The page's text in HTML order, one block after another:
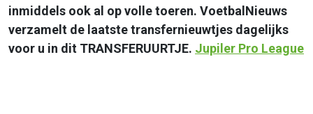
inmiddels ook al op volle toeren. VoetbalNieuws
verzamelt de laatste transfernieuwtjes dagelijks
voor u in dit TRANSFERUURTJE. Jupiler Pro League